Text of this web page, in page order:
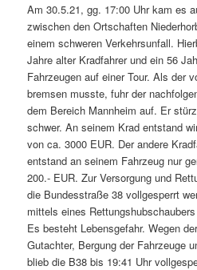
Am 30.5.21, gg. 17:00 Uhr kam es
zwischen den Ortschaften
einem schweren Verkehrsunfall.
Jahre alter Kradfahrer und ein 56
Fahrzeugen auf einer Tour. Als der
bremsen musste, fuhr der
dem Bereich Mannheim auf. Er
schwer. An seinem Krad entstand
von ca. 3000 EUR. Der andere
entstand an seinem Fahrzeug nur
200.- EUR. Zur Versorgung und
die Bundesstraße 38 vollgesperrt
mittels eines
Es besteht Lebensgefahr. Wegen
Gutachter, Bergung der Fahrzeuge
blieb die B38 bis 19:41 Uhr